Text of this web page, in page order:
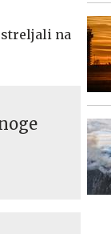
streljali na